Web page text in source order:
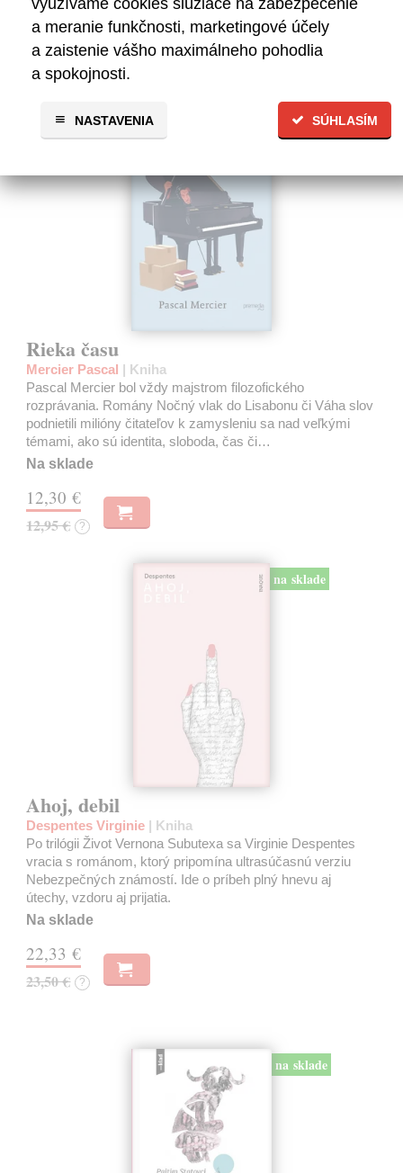
a meranie funkčnosti, marketingové účely
a zaistenie vášho maximálneho pohodlia
a spokojnosti.
SÚHLASÍM
NASTAVENIA
Na sklade
13,71 €
14,90 € ?
na sklade
Rieka času
Mercier Pascal | Kniha
Pascal Mercier bol vždy majstrom filozofického
rozprávania. Romány Nočný vlak do Lisabonu či Váha slov
podnietili milióny čitateľov k zamysleniu sa nad veľkými
témami, ako sú identita, sloboda, čas či…
Na sklade
12,30 €
12,95 € ?
na sklade
Ahoj, debil
Despentes Virginie
| Kniha
Po trilógii Život Vernona Subutexa sa Virginie Despentes
vracia s románom, ktorý pripomína ultrasúčasnú verziu
Nebezpečných známostí. Ide o príbeh plný hnevu aj
útechy, vzdoru aj prijatia.
Na sklade
22,33 €
23,50 € ?
na sklade